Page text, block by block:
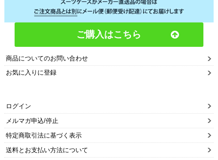
ご購入はこちら
商品についてのお問い合わせ
お気に入りに登録
ログイン
メルマガ申込/停止
特定商取引法に基づく表示
送料とお支払い方法について